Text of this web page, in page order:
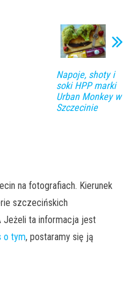
Napoje, shoty i
soki HPP marki
Urban Monkey w
Szczecinie
na fotografiach. Kierunek
szczecińskich
Jeżeli ta informacja jest
o tym, postaramy się ją